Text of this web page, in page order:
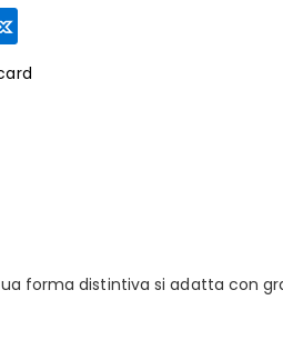
forma distintiva si adatta con